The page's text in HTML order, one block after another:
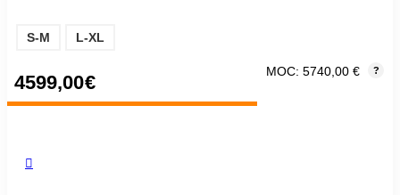
S-M L-XL
4599,00€ MOC: 5740,00 € ?